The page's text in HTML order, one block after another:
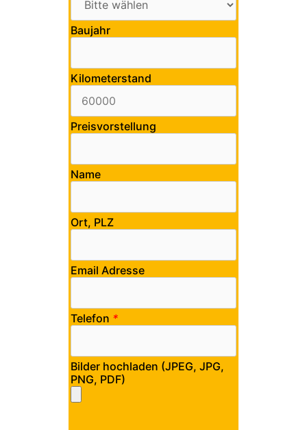
Baujahr
Kilometerstand
Preisvorstellung
Name
Ort, PLZ
Email Adresse
Telefon *
Bilder hochladen (JPEG, JPG,
PNG, PDF)